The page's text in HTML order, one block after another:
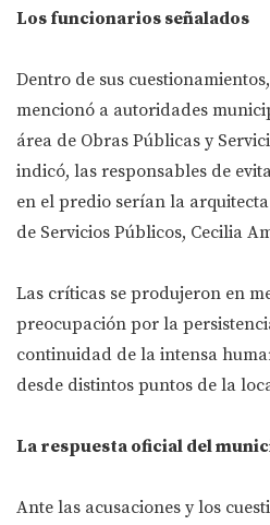
Los funcionarios señalados
Dentro de sus
mencionó a autoridades
área de Obras Públicas y
indicó, las responsables de
en el predio serían la
de Servicios Públicos, Cecilia
Las críticas se produjeron en
preocupación por la
continuidad de la intensa
desde distintos puntos de la
La respuesta oficial del
Ante las acusaciones y los